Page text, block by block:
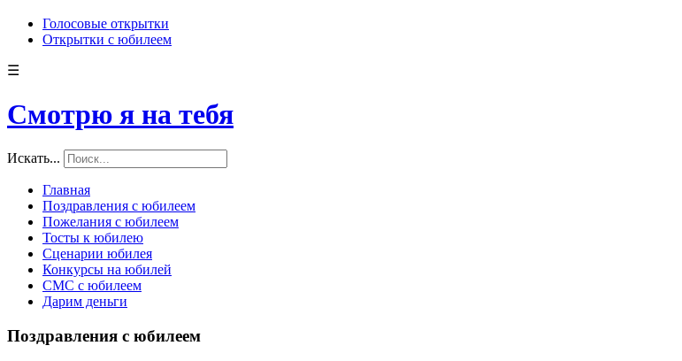
Голосовые открытки
Открытки с юбилеем
☰
Смотрю я на тебя
Искать...
Главная
Поздравления с юбилеем
Пожелания с юбилеем
Тосты к юбилею
Сценарии юбилея
Конкурсы на юбилей
СМС с юбилеем
Дарим деньги
Поздравления с юбилеем